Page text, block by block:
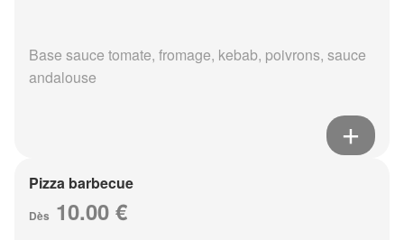
Base sauce tomate, fromage, kebab, poivrons, sauce
andalouse
Pizza barbecue
Dès 10.00 €